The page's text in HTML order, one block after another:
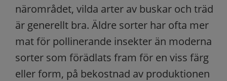
närområdet, vilda arter av buskar och träd
är generellt bra. Äldre sorter har ofta mer
mat för pollinerande insekter än moderna
sorter som förädlats fram för en viss färg
eller form, på bekostnad av produktionen